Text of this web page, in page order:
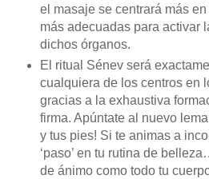
el masaje se centrará más
más adecuadas para activar
dichos órganos.
El ritual Sénev será
cualquiera de los centros en
gracias a la exhaustiva
firma. Apúntate al nuevo
y tus pies! Si te animas a
‘paso’ en tu rutina de
de ánimo como todo tu